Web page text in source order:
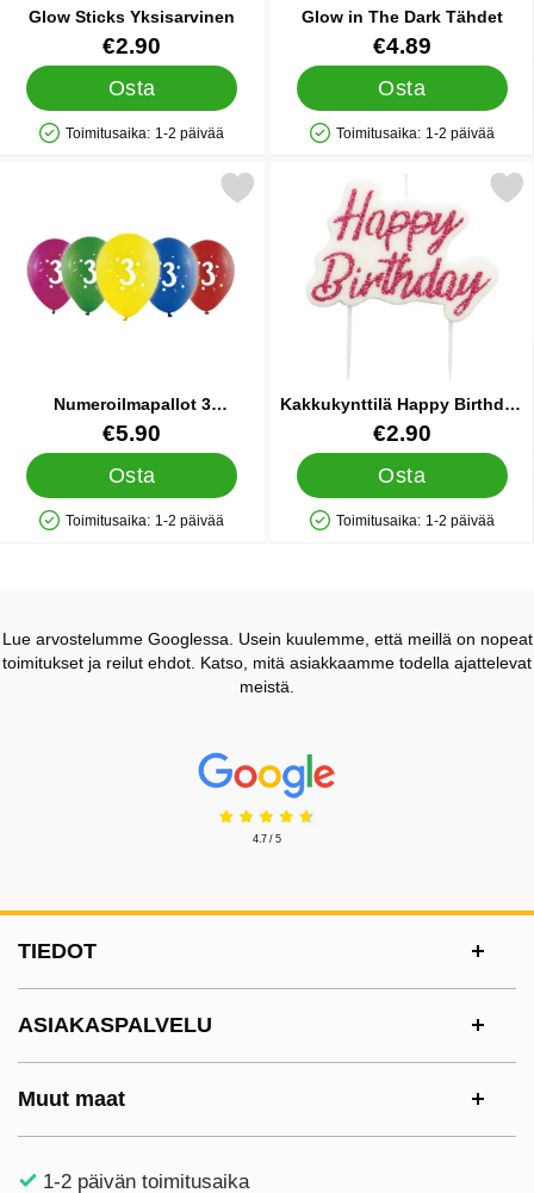
Glow Sticks Yksisarvinen
Tuote.nro 25524
€2.90
Osta
Saatavuus: Varastossa
Toimitusaika: 1-2 päivää
Glow in The Dark Tähdet
Tuote.nro 23707
€4.89
Osta
Saatavuus: Varastossa
Toimitusaika: 1-2 päivää
Numeroilmapallot 3
Värivalikoima
Tuote.nro 35418
€5.90
Osta
Saatavuus: Varastossa
Toimitusaika: 1-2 päivää
Merkitse numeroilmapallot 3 Värivalikoima suosikiksi
Kakkukynttilä Happy Birthday
Vaaleanpunainen
Tuote.nro 41389
€2.90
Osta
Saatavuus: Varastossa
Toimitusaika: 1-2 päivää
Merkitse kakkukynttilä Happy
Lue arvostelumme Googlessa. Usein kuulemme, että meillä on nopeat
toimitukset ja reilut ehdot. Katso, mitä asiakkaamme todella ajattelevat
meistä.
Prisjakt Arvostelu: 4.7 Tähdet
4.7 / 5
TIEDOT
ASIAKASPALVELU
Muut maat
1-2 päivän toimitusaika